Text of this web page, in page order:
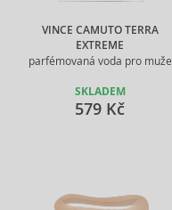
VINCE CAMUTO TERRA
EXTREME
parfémovaná voda pro muže
SKLADEM
579 Kč